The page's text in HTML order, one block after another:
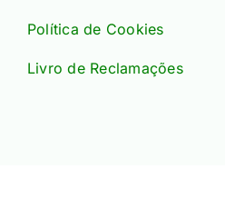
Política de Cookies
Livro de Reclamações